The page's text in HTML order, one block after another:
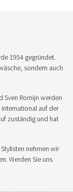
1954 gegründet.
sondern auch
Sven Romijn werden
auf der
zuständig und hat
nehmen wir
Werden Sie uns